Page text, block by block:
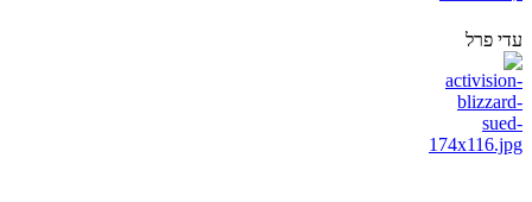
עדי פרל